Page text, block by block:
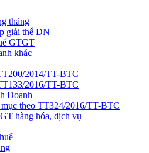
tháng
giải thể DN
GTGT
khác
2014/TT-BTC
2016/TT-BTC
Doanh
theo TT324/2016/TT-BTC
hàng hóa, dịch vụ